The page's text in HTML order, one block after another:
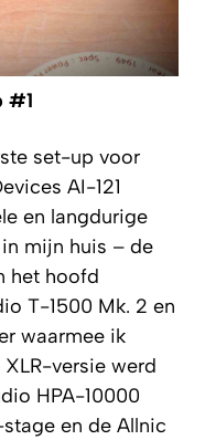
#1
set-up voor
AI-121
en langdurige
mijn huis – de
het hoofd
T-1500 Mk. 2 en
waarmee ik
versie werd
HPA-10000
en de Allnic